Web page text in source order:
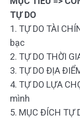
TỰ DO
1. TỰ DO TÀI
bạc
2. TỰ DO THỜI
3. TỰ DO ĐỊA
4. TỰ DO LỰA
mình
5. MỤC ĐÍCH TỰ